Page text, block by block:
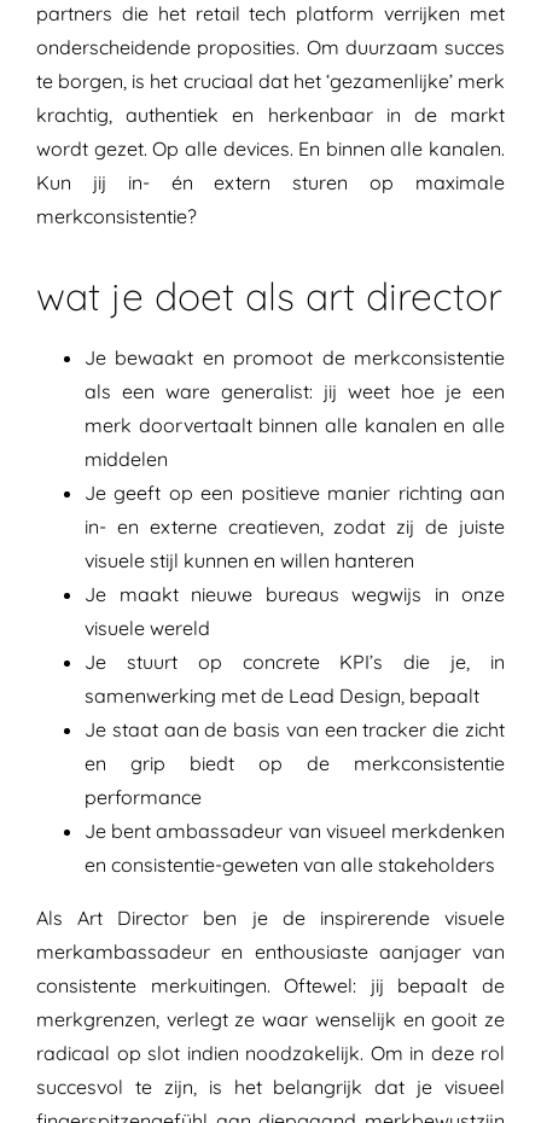
partners die het retail tech platform verrijken met
onderscheidende proposities. Om duurzaam succes
te borgen, is het cruciaal dat het ‘gezamenlijke’ merk
krachtig, authentiek en herkenbaar in de markt
wordt gezet. Op alle devices. En binnen alle kanalen.
Kun jij in- én extern sturen op maximale
merkconsistentie?
wat je doet als art director
Je bewaakt en promoot de merkconsistentie
als een ware generalist: jij weet hoe je een
merk doorvertaalt binnen alle kanalen en alle
middelen
Je geeft op een positieve manier richting aan
in- en externe creatieven, zodat zij de juiste
visuele stijl kunnen en willen hanteren
Je maakt nieuwe bureaus wegwijs in onze
visuele wereld
Je stuurt op concrete KPI’s die je, in
samenwerking met de Lead Design, bepaalt
Je staat aan de basis van een tracker die zicht
en grip biedt op de merkconsistentie
performance
Je bent ambassadeur van visueel merkdenken
en consistentie-geweten van alle stakeholders
Als Art Director ben je de inspirerende visuele
merkambassadeur en enthousiaste aanjager van
consistente merkuitingen. Oftewel: jij bepaalt de
merkgrenzen, verlegt ze waar wenselijk en gooit ze
radicaal op slot indien noodzakelijk. Om in deze rol
succesvol te zijn, is het belangrijk dat je visueel